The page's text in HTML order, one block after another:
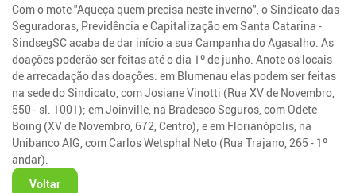
Com o mote "Aqueça quem precisa neste inverno", o Sindicato das
Seguradoras, Previdência e Capitalização em Santa Catarina -
SindsegSC acaba de dar início a sua Campanha do Agasalho. As
doações poderão ser feitas até o dia 1º de junho. Anote os locais
de arrecadação das doações: em Blumenau elas podem ser feitas
na sede do Sindicato, com Josiane Vinotti (Rua XV de Novembro,
550 - sl. 1001); em Joinville, na Bradesco Seguros, com Odete
Boing (XV de Novembro, 672, Centro); e em Florianópolis, na
Unibanco AIG, com Carlos Wetsphal Neto (Rua Trajano, 265 - 1º
andar).
Voltar